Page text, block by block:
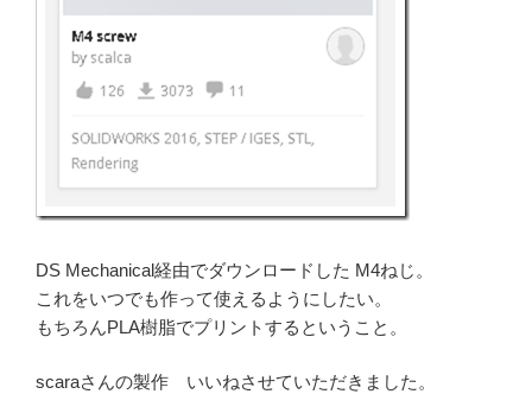
DS Mechanical経由でダウンロードした M4ねじ。
これをいつでも作って使えるようにしたい。
もちろんPLA樹脂でプリントするということ。
scaraさんの製作 いいねさせていただきました。